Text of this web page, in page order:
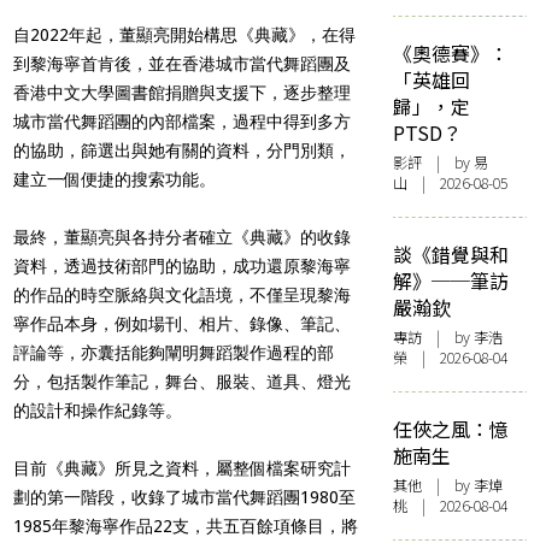
自2022年起，董顯亮開始構思《典藏》，在得
到黎海寧首肯後，並在香港城市當代舞蹈團及
香港中文大學圖書館捐贈與支援下，逐步整理
城市當代舞蹈團的內部檔案，過程中得到多方
的協助，篩選出與她有關的資料，分門別類，
建立一個便捷的搜索功能。
最終，董顯亮與各持分者確立《典藏》的收錄
資料，透過技術部門的協助，成功還原黎海寧
的作品的時空脈絡與文化語境，不僅呈現黎海
寧作品本身，例如場刊、相片、錄像、筆記、
評論等，亦囊括能夠闡明舞蹈製作過程的部
分，包括製作筆記，舞台、服裝、道具、燈光
的設計和操作紀錄等。
目前《典藏》所見之資料，屬整個檔案研究計
劃的第一階段，收錄了城市當代舞蹈團1980至
1985年黎海寧作品22支，共五百餘項條目，將
《奧德賽》：
「英雄回
歸」，定
PTSD？
影評 | by 易
山 | 2026-08-05
談《錯覺與和
解》──筆訪
嚴瀚欽
專訪 | by 李浩
榮 | 2026-08-04
任俠之風：憶
施南生
其他 | by 李焯
桃 | 2026-08-04